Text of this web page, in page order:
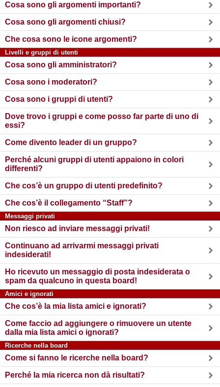
Cosa sono gli argomenti importanti?
Cosa sono gli argomenti chiusi?
Che cosa sono le icone argomenti?
Livelli e gruppi di utenti
Cosa sono gli amministratori?
Cosa sono i moderatori?
Cosa sono i gruppi di utenti?
Dove trovo i gruppi e come posso far parte di uno di
essi?
Come divento leader di un gruppo?
Perché alcuni gruppi di utenti appaiono in colori
differenti?
Che cos’è un gruppo di utenti predefinito?
Che cos’è il collegamento “Staff”?
Messaggi privati
Non riesco ad inviare messaggi privati!
Continuano ad arrivarmi messaggi privati
indesiderati!
Ho ricevuto un messaggio di posta indesiderata o
spam da qualcuno in questa board!
Amici e ignorati
Che cos’è la mia lista amici e ignorati?
Come faccio ad aggiungere o rimuovere un utente
dalla mia lista amici o ignorati?
Ricerche nella board
Come si fanno le ricerche nella board?
Perché la mia ricerca non dà risultati?